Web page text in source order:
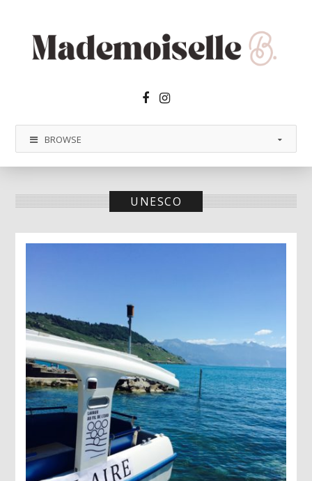
Facebook2
Instagram
BROWSE
UNESCO